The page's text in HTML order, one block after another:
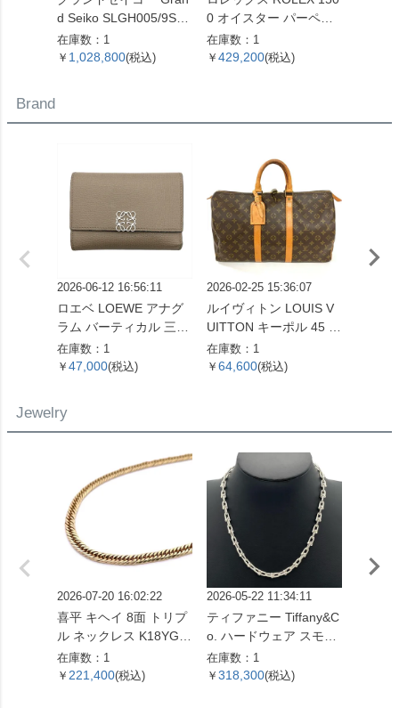
d Seiko SLGH005/9SA5
-00C0 エボリューショ
ン 9 コレクション 腕時
在庫数：1
￥ 1,028,800(税込)
0 オイスター パーペチ
ュアル デイト 腕時計 シ
ルバー文字盤 7桁 2番台
在庫数：1
￥ 429,200(税込)
Brand
2026-06-12 16:56:11
ロエベ LOEWE アナグ
ラム バーティカル 三つ
折り財布 ベージュ シル
バー金具【中古】
在庫数：1
￥ 47,000(税込)
2026-02-25 15:36:07
ルイヴィトン LOUIS V
UITTON キーポル 45 ボ
ストンバッグ モノグラ
ム キャンバス M41428
在庫数：1
￥ 64,600(税込)
Jewelry
2026-07-20 16:02:22
喜平 キヘイ 8面 トリプ
ル ネックレス K18YG 1
0.4g【中古】
在庫数：1
￥ 221,400(税込)
2026-05-22 11:34:11
ティファニー Tiffany&C
o. ハードウェア スモー
ルリンク ネックレス 60
153093 SV925 42.4g シ
在庫数：1
￥ 318,300(税込)